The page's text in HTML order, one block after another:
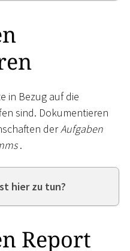
in Bezug auf die
sind. Dokumentieren
derAufgaben
.
hier zu tun?
Report